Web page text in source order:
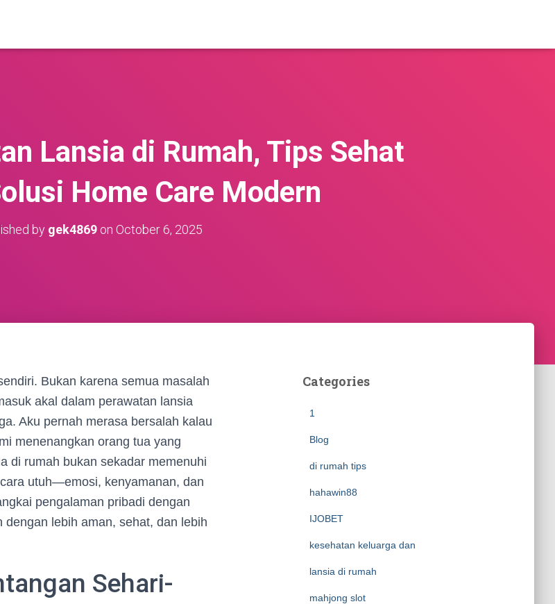
Lansia di Rumah, Tips Sehat
Home Care Modern
by gek4869on October 6, 2025
Bukan karena semua masalah
akal dalam perawatan lansia
Aku pernah merasa bersalah kalau
menenangkan orang tua yang
di rumah bukan sekadar memenuhi
utuh—emosi, kenyamanan, dan
pengalaman pribadi dengan
lebih aman, sehat, dan lebih
Sehari-
Categories
1
Blog
di rumah tips
hahawin88
IJOBET
kesehatan keluarga dan
lansia di rumah
mahjong slot